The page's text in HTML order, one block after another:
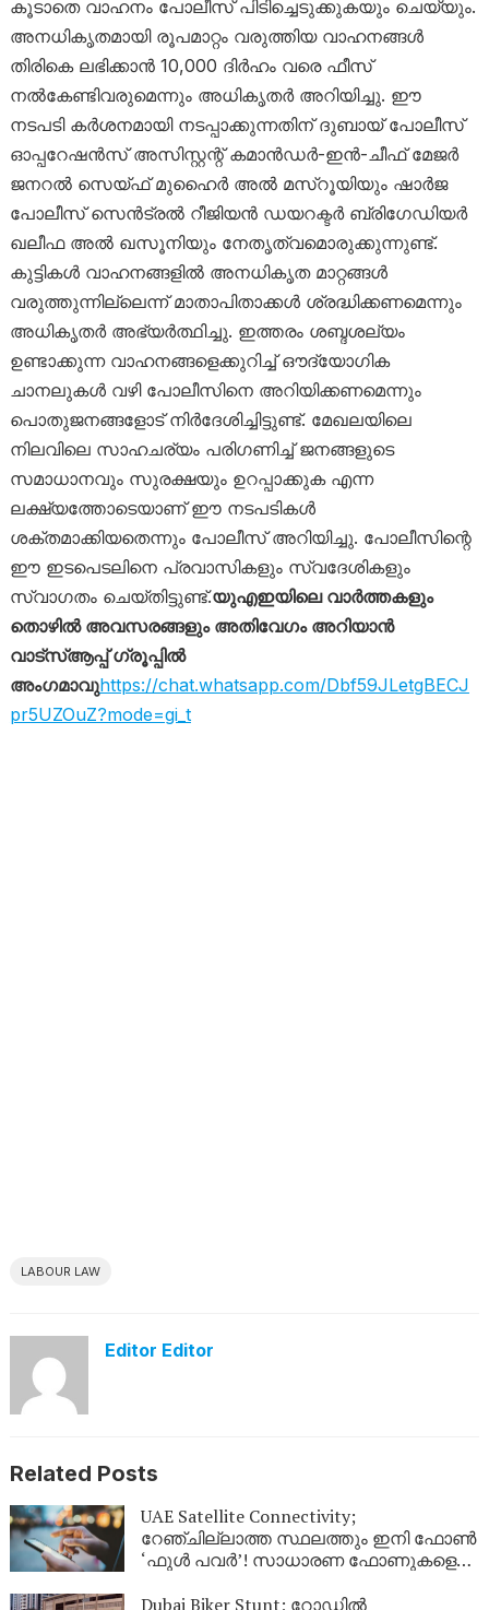
കൂടാതെ വാഹനം പോലീസ് പിടിച്ചെടുക്കുകയും ചെയ്യും.
അനധികൃതമായി രൂപമാറ്റം വരുത്തിയ വാഹനങ്ങൾ
തിരികെ ലഭിക്കാൻ 10,000 ദിർഹം വരെ ഫീസ്
നൽകേണ്ടിവരുമെന്നും അധികൃതർ അറിയിച്ചു. ഈ
നടപടി കർശനമായി നടപ്പാക്കുന്നതിന് ദുബായ് പോലീസ്
ഓപ്പറേഷൻസ് അസിസ്റ്റന്റ് കമാൻഡർ-ഇൻ-ചീഫ് മേജർ
ജനറൽ സെയ്ഫ് മുഹൈർ അൽ മസ്‌റൂയിയും ഷാർജ
പോലീസ് സെൻട്രൽ റീജിയൻ ഡയറക്ടർ ബ്രിഗേഡിയർ
ഖലീഫ അൽ ഖസൂനിയും നേതൃത്വമൊരുക്കുന്നുണ്ട്.
കുട്ടികൾ വാഹനങ്ങളിൽ അനധികൃത മാറ്റങ്ങൾ
വരുത്തുന്നില്ലെന്ന് മാതാപിതാക്കൾ ശ്രദ്ധിക്കണമെന്നും
അധികൃതർ അഭ്യർത്ഥിച്ചു. ഇത്തരം ശബ്ദശല്യം
ഉണ്ടാക്കുന്ന വാഹനങ്ങളെക്കുറിച്ച് ഔദ്യോഗിക
ചാനലുകൾ വഴി പോലീസിനെ അറിയിക്കണമെന്നും
പൊതുജനങ്ങളോട് നിർദേശിച്ചിട്ടുണ്ട്. മേഖലയിലെ
നിലവിലെ സാഹചര്യം പരിഗണിച്ച് ജനങ്ങളുടെ
സമാധാനവും സുരക്ഷയും ഉറപ്പാക്കുക എന്ന
ലക്ഷ്യത്തോടെയാണ് ഈ നടപടികൾ
ശക്തമാക്കിയതെന്നും പോലീസ് അറിയിച്ചു. പോലീസിന്റെ
ഈ ഇടപെടലിനെ പ്രവാസികളും സ്വദേശികളും
സ്വാഗതം ചെയ്തിട്ടുണ്ട്.യുഎഇയിലെ വാർത്തകളും
തൊഴിൽ അവസരങ്ങളും അതിവേഗം അറിയാൻ
വാട്സ്ആപ്പ് ഗ്രൂപ്പിൽ
അംഗമാവുhttps://chat.whatsapp.com/Dbf59JLetgBECJ
pr5UZOuZ?mode=gi_t
LABOUR LAW
Editor Editor
Related Posts
UAE Satellite Connectivity;
റേഞ്ചില്ലാത്ത സ്ഥലത്തും ഇനി ഫോൺ
‘ഫുൾ പവർ’! സാധാരണ ഫോണുകളെ
യുഎഇയുടെ വിപ്ലവം
Dubai Biker Stunt; റോഡിൽ